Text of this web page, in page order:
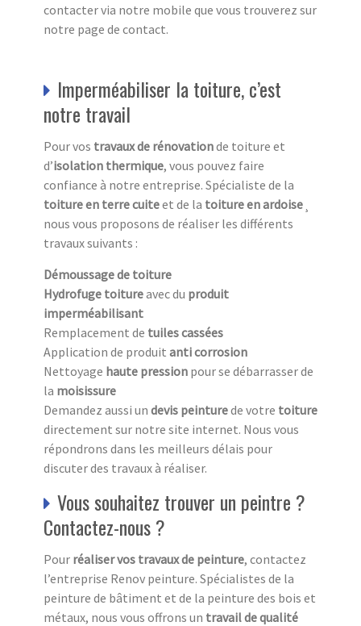
contacter via notre mobile que vous trouverez sur
notre page de contact.
Imperméabiliser la toiture, c’est
notre travail
Pour vos travaux de rénovationde toiture et
d’isolation thermique, vous pouvez faire
confiance à notre entreprise. Spécialiste de la
toiture en terre cuiteet de la toiture en ardoise
nous vous proposons de réaliser les différents
travaux suivants :
Démoussage de toiture
Hydrofuge toitureavec du produit
imperméabilisant
Remplacement de tuiles cassées
Application de produit anti corrosion
Nettoyage haute pression pour se débarrasser de
la moisissure
Demandez aussi un devis peinturede votre toiture
directement sur notre site internet. Nous vous
répondrons dans les meilleurs délais pour
discuter des travaux à réaliser.
Vous souhaitez trouver un peintre ?
Contactez-nous ?
Pour réaliser vos travaux de peinture, contactez
l’entreprise Renov peinture. Spécialistes de la
peinture de bâtiment et de la peinture des bois et
métaux, nous vous offrons un travail de qualité